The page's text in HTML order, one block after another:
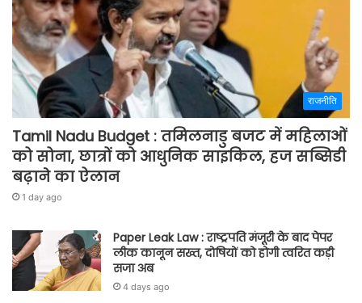
राजनीति
Tamil Nadu Budget : तमिलनाडु बजट में महिलाओं
को सोना, छात्रों को आधुनिक साइकिल, हज सब्सिडी
बढ़ाने का ऐलान
1 day ago
Paper Leak Law : राष्ट्रपति मंजूरी के बाद पेपर
लीक कानून सख्त, दोषियों को होगी त्वरित कड़ी
सजा अब
4 days ago